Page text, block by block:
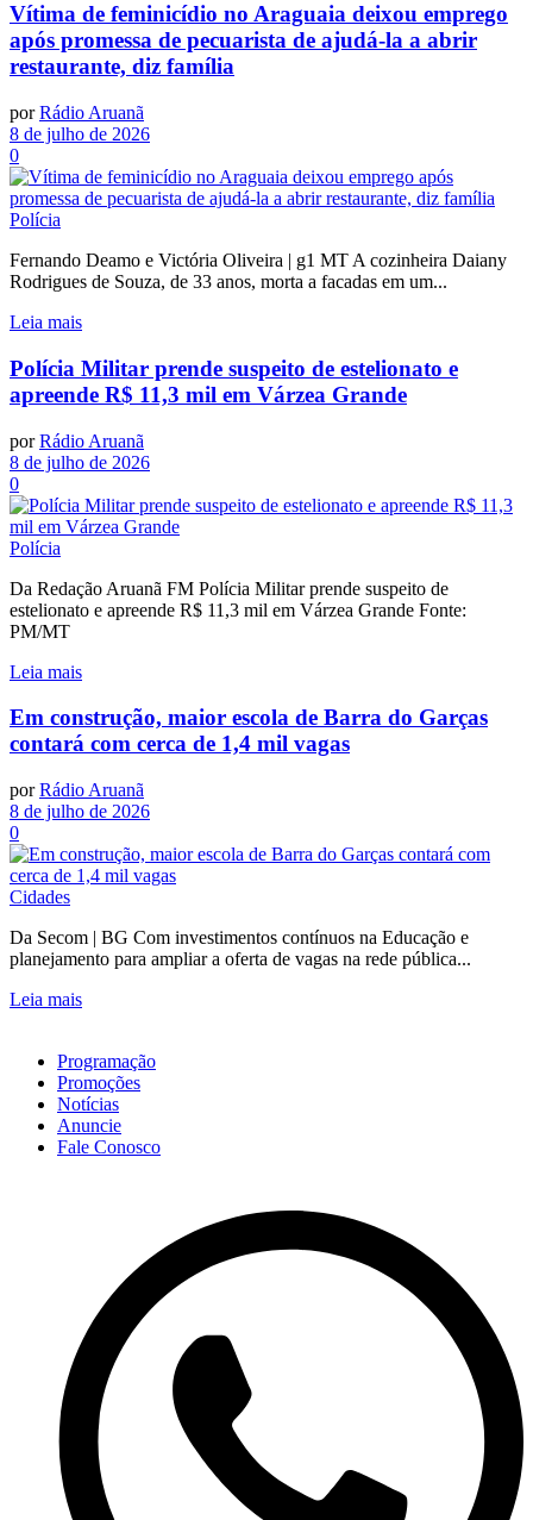
Vítima de feminicídio no Araguaia deixou emprego
após promessa de pecuarista de ajudá-la a abrir
restaurante, diz família
por Rádio Aruanã
8 de julho de 2026
0
Polícia
Fernando Deamo e Victória Oliveira | g1 MT A cozinheira Daiany
Rodrigues de Souza, de 33 anos, morta a facadas em um...
Leia mais
Polícia Militar prende suspeito de estelionato e
apreende R$ 11,3 mil em Várzea Grande
por Rádio Aruanã
8 de julho de 2026
0
Polícia
Da Redação Aruanã FM Polícia Militar prende suspeito de
estelionato e apreende R$ 11,3 mil em Várzea Grande Fonte:
PM/MT
Leia mais
Em construção, maior escola de Barra do Garças
contará com cerca de 1,4 mil vagas
por Rádio Aruanã
8 de julho de 2026
0
Cidades
Da Secom | BG Com investimentos contínuos na Educação e
planejamento para ampliar a oferta de vagas na rede pública...
Leia mais
Programação
Promoções
Notícias
Anuncie
Fale Conosco